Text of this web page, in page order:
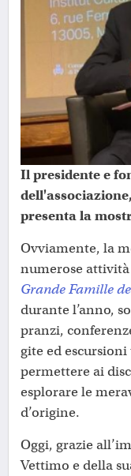
Il presidente e
presenta la
Ovviamente, la
numerose
Grande Famille
durante l’anno,
pranzi,
gite ed
permettere ai
esplorare le
d’origine.
Oggi, grazie
Vettimo e della